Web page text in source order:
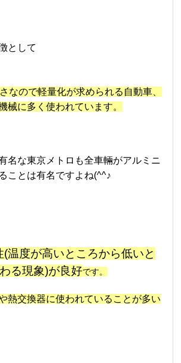
として
なので軽量化が求められる自動車、
械に多く使われています。
名な東京メトロも全車輛がアルミニ
ことは有名ですよね(^^♪
(温度が高いところから低いと
る現象)が良好です。
熱交換器に使われていることが多い